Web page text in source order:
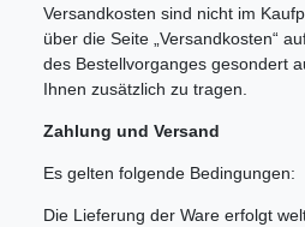
Versandkosten sind nicht im
über die Seite „Versandkosten“
des Bestellvorganges gesondert
Ihnen zusätzlich zu tragen.
Zahlung und Versand
Es gelten folgende Bedingungen:
Die Lieferung der Ware erfolgt